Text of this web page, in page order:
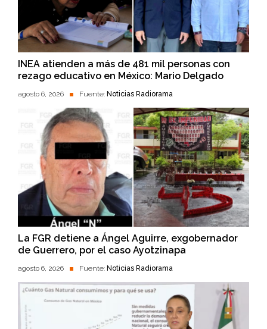
INEA atienden a más de 481 mil personas con
rezago educativo en México: Mario Delgado
agosto 6, 2026 Fuente: Noticias Radiorama
La FGR detiene a Ángel Aguirre, exgobernador
de Guerrero, por el caso Ayotzinapa
agosto 6, 2026 Fuente: Noticias Radiorama